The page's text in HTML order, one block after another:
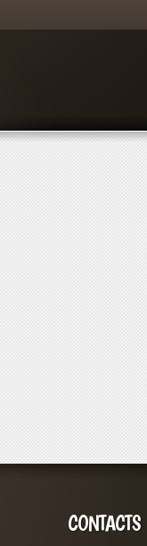
CONTACTS